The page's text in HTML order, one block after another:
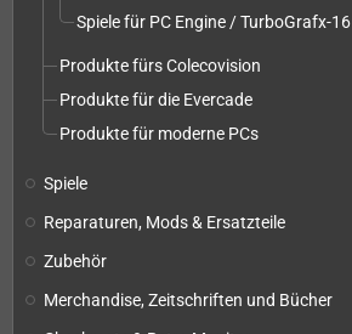
Spiele für PC Engine / TurboGrafx-16
Produkte fürs Colecovision
Produkte für die Evercade
Produkte für moderne PCs
Spiele
Reparaturen, Mods & Ersatzteile
Zubehör
Merchandise, Zeitschriften und Bücher